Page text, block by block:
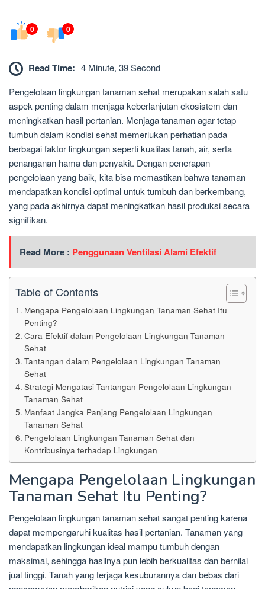
0 0
Read Time: 4 Minute, 39 Second
Pengelolaan lingkungan tanaman sehat merupakan salah satu
aspek penting dalam menjaga keberlanjutan ekosistem dan
meningkatkan hasil pertanian. Menjaga tanaman agar tetap
tumbuh dalam kondisi sehat memerlukan perhatian pada
berbagai faktor lingkungan seperti kualitas tanah, air, serta
penanganan hama dan penyakit. Dengan penerapan
pengelolaan yang baik, kita bisa memastikan bahwa tanaman
mendapatkan kondisi optimal untuk tumbuh dan berkembang,
yang pada akhirnya dapat meningkatkan hasil produksi secara
signifikan.
Read More : Penggunaan Ventilasi Alami Efektif
Table of Contents
Mengapa Pengelolaan Lingkungan Tanaman Sehat Itu
Penting?
Cara Efektif dalam Pengelolaan Lingkungan Tanaman
Sehat
Tantangan dalam Pengelolaan Lingkungan Tanaman
Sehat
Strategi Mengatasi Tantangan Pengelolaan Lingkungan
Tanaman Sehat
Manfaat Jangka Panjang Pengelolaan Lingkungan
Tanaman Sehat
Pengelolaan Lingkungan Tanaman Sehat dan
Kontribusinya terhadap Lingkungan
Mengapa Pengelolaan Lingkungan
Tanaman Sehat Itu Penting?
Pengelolaan lingkungan tanaman sehat sangat penting karena
dapat mempengaruhi kualitas hasil pertanian. Tanaman yang
mendapatkan lingkungan ideal mampu tumbuh dengan
maksimal, sehingga hasilnya pun lebih berkualitas dan bernilai
jual tinggi. Tanah yang terjaga kesuburannya dan bebas dari